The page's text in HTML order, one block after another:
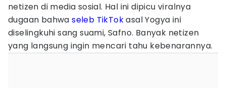
netizen di media sosial. Hal ini dipicu viralnya
dugaan bahwaseleb TikTokasal Yogya ini
diselingkuhi sang suami, Safno. Banyak netizen
yang langsung ingin mencari tahu kebenarannya.